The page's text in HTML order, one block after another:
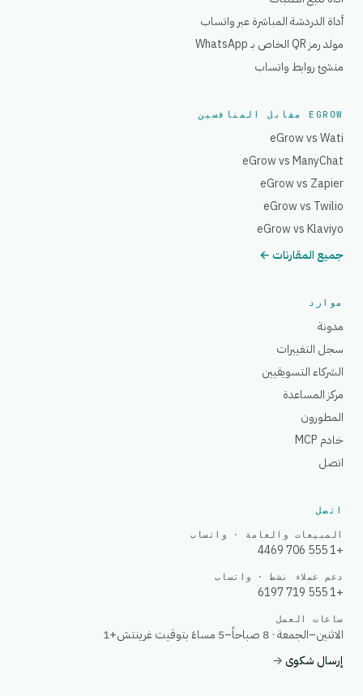
أداة الدردشة المباشرة عبر واتساب
مولد رمز QR الخاص بـ WhatsApp
منشئ روابط واتساب
EGROW مقابل المنافسين
eGrow vs Wati
eGrow vs ManyChat
eGrow vs Zapier
eGrow vs Twilio
eGrow vs Klaviyo
جميع المقارنات ←
موارد
مدونة
سجل التغييرات
الشركاء التسويقيين
مركز المساعدة
المطورون
خادم MCP
اتصل
اتصل
المبيعات والعامة · واتساب
+1 555 706 4469
دعم عملاء نشط · واتساب
+1 555 719 6197
ساعات العمل
الاثنين–الجمعة · 8 صباحاً–5 مساءً بتوقيت غرينتش+1
إرسال شكوى→